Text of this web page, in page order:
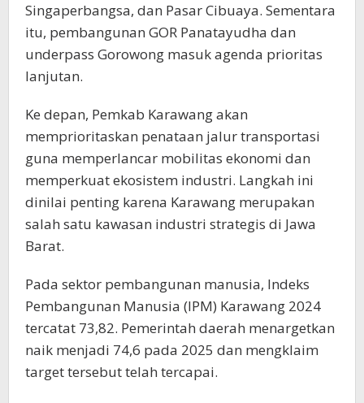
Singaperbangsa, dan Pasar Cibuaya. Sementara
itu, pembangunan GOR Panatayudha dan
underpass Gorowong masuk agenda prioritas
lanjutan.
Ke depan, Pemkab Karawang akan
memprioritaskan penataan jalur transportasi
guna memperlancar mobilitas ekonomi dan
memperkuat ekosistem industri. Langkah ini
dinilai penting karena Karawang merupakan
salah satu kawasan industri strategis di Jawa
Barat.
Pada sektor pembangunan manusia, Indeks
Pembangunan Manusia (IPM) Karawang 2024
tercatat 73,82. Pemerintah daerah menargetkan
naik menjadi 74,6 pada 2025 dan mengklaim
target tersebut telah tercapai.